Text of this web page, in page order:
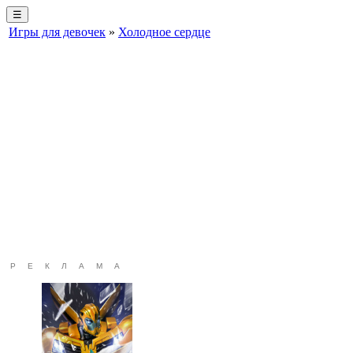
☰
Игры для девочек » Холодное сердце
РЕКЛАМА